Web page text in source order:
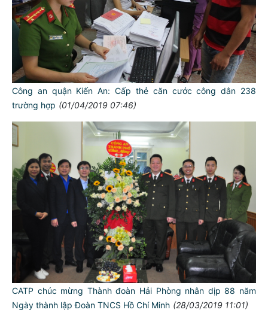
Công an quận Kiến An: Cấp thẻ căn cước công dân 238
trường hợp (01/04/2019 07:46)
CATP chúc mừng Thành đoàn Hải Phòng nhân dịp 88 năm
Ngày thành lập Đoàn TNCS Hồ Chí Minh (28/03/2019 11:01)
TƯ CÁCH
NGƯỜI CÔNG AN CÁCH MỆNH LÀ:
Đối với tự mình, phải
CẦN, KIỆM, LIÊM, CHÍNH
Đối với đồng sự, phải
THÂN ÁI GIÚP ĐỠ
Đối với chính phủ, phải
TUYỆT ĐỐI TRUNG THÀNH